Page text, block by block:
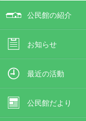
公民館の紹介
お知らせ
最近の活動
公民館だより